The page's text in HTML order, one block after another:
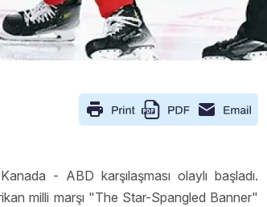
- ABD karşılaşması olaylı başladı.
milli marşı "The Star-Spangled Banner"